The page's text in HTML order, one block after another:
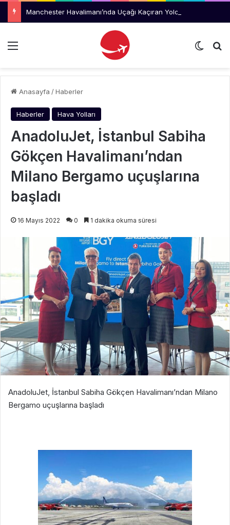
Menü Dış
Anasayfa /Haberler
Haberler Hava Yolları
AnadoluJet, İstanbul Sabiha
Gökçen Havalimanı’ndan
Milano Bergamo uçuşlarına
başladı
16 Mayıs 2022 0 1 dakika okuma süresi
AnadoluJet, İstanbul Sabiha Gökçen Havalimanı’ndan Milano
Bergamo uçuşlarına başladı